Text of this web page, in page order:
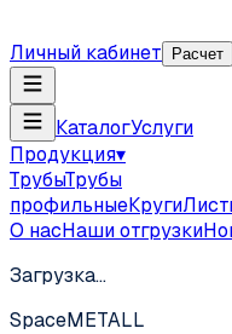
Личный кабинет Расчет
КаталогУслуги
Продукция▾
ТрубыТрубы
профильныеКруги
О насНаши отгрузки
Загрузка…
SpaceMETALL